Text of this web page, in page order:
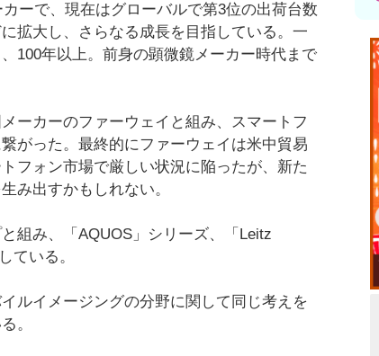
ーで、現在はグローバルで第3位の出荷台数
拡大し、さらなる成長を目指している。一
100年以上。前身の顕微鏡メーカー時代まで
ーカーのファーウェイと組み、スマートフ
がった。最終的にファーウェイは米中貿易
フォン市場で厳しい状況に陥ったが、新た
み出すかもしれない。
組み、「AQUOS」シリーズ、「Leitz
ている。
ルイメージングの分野に関して同じ考えを
。